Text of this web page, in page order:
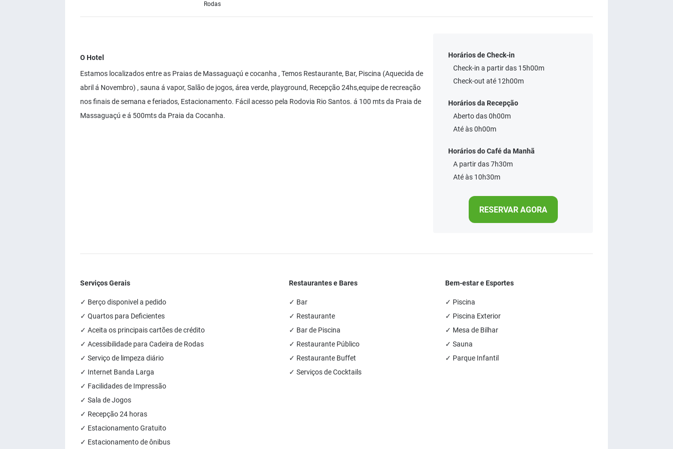
Rodas
O Hotel
Estamos localizados entre as Praias de Massaguaçú e cocanha , Temos Restaurante, Bar, Piscina (Aquecida de
abril á Novembro) , sauna á vapor, Salão de jogos, área verde, playground, Recepção 24hs,equipe de recreação
nos finais de semana e feriados, Estacionamento. Fácil acesso pela Rodovia Rio Santos. á 100 mts da Praia de
Massaguaçú e á 500mts da Praia da Cocanha.
Horários de Check-in
Check-in a partir das 15h00m
Check-out até 12h00m
Horários da Recepção
Aberto das 0h00m
Até às 0h00m
Horários do Café da Manhã
A partir das 7h30m
Até às 10h30m
RESERVAR AGORA
Serviços Gerais
✓ Berço disponivel a pedido
✓ Quartos para Deficientes
✓ Aceita os principais cartões de crédito
✓ Acessibilidade para Cadeira de Rodas
✓ Serviço de limpeza diário
✓ Internet Banda Larga
✓ Facilidades de Impressão
✓ Sala de Jogos
✓ Recepção 24 horas
✓ Estacionamento Gratuito
✓ Estacionamento de ônibus
Restaurantes e Bares
✓ Bar
✓ Restaurante
✓ Bar de Piscina
✓ Restaurante Público
✓ Restaurante Buffet
✓ Serviços de Cocktails
Bem-estar e Esportes
✓ Piscina
✓ Piscina Exterior
✓ Mesa de Bilhar
✓ Sauna
✓ Parque Infantil